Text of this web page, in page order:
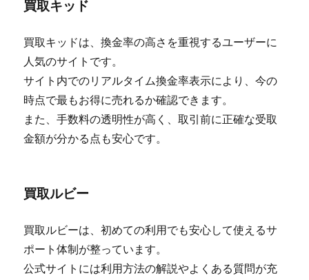
買取キッド
買取キッドは、換金率の高さを重視するユーザーに
人気のサイトです。
サイト内でのリアルタイム換金率表示により、今の
時点で最もお得に売れるか確認できます。
また、手数料の透明性が高く、取引前に正確な受取
金額が分かる点も安心です。
買取ルビー
買取ルビーは、初めての利用でも安心して使えるサ
ポート体制が整っています。
公式サイトには利用方法の解説やよくある質問が充